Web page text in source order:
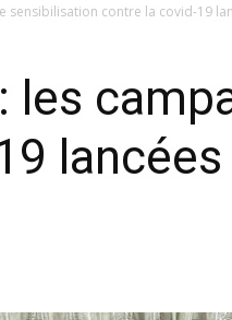
sensibilisation contre la covid-19
les
lancées